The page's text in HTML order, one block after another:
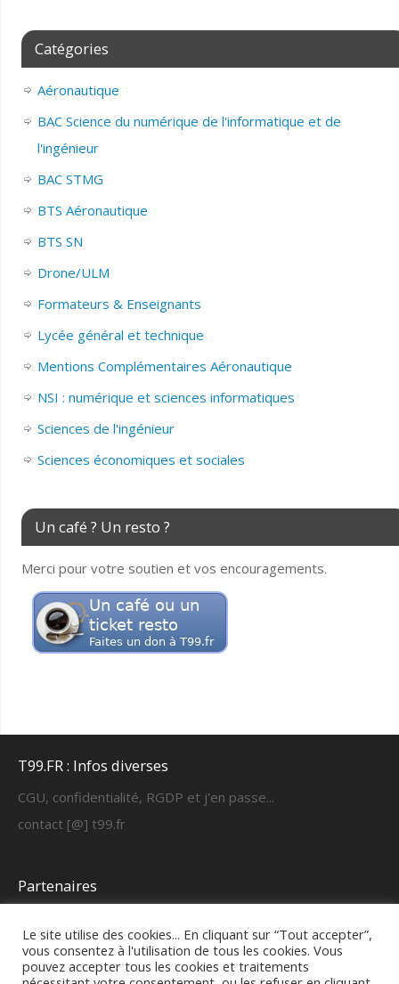
Catégories
Aéronautique
BAC Science du numérique de l'informatique et de
l'ingénieur
BAC STMG
BTS Aéronautique
BTS SN
Drone/ULM
Formateurs & Enseignants
Lycée général et technique
Mentions Complémentaires Aéronautique
NSI : numérique et sciences informatiques
Sciences de l'ingénieur
Sciences économiques et sociales
Un café ? Un resto ?
Merci pour votre soutien et vos encouragements.
T99.FR : Infos diverses
CGU, confidentialité, RGDP et j'en passe...
contact [@] t99.fr
Partenaires
FAQ & fonctionnement
Le site utilise des cookies... En cliquant sur “Tout accepter”,
vous consentez à l'utilisation de tous les cookies. Vous
pouvez accepter tous les cookies et traitements